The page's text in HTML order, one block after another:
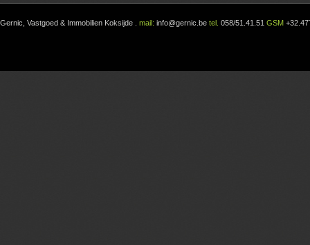
Gernic, Vastgoed & Immobilien Koksijde mail: info@gernic.be tel. 058/51.41.51 GSM